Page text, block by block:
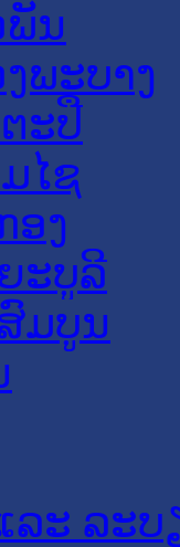
ນ
ພະບາງ
ະປື
ໄຊ
ອງ
ະບູລີ
ມບູນ
ລະ ລະບ